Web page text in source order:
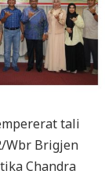
tali
Wbr Brigjen
Chandra